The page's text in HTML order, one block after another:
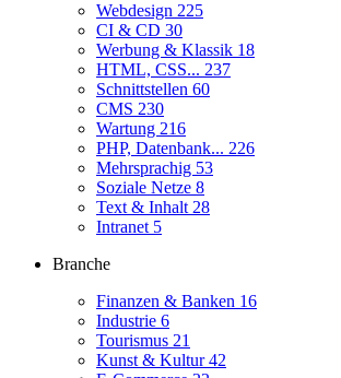
Webdesign 225
CI & CD 30
Werbung & Klassik 18
HTML, CSS... 237
Schnittstellen 60
CMS 230
Wartung 216
PHP, Datenbank... 226
Mehrsprachig 53
Soziale Netze 8
Text & Inhalt 28
Intranet 5
Branche
Finanzen & Banken 16
Industrie 6
Tourismus 21
Kunst & Kultur42